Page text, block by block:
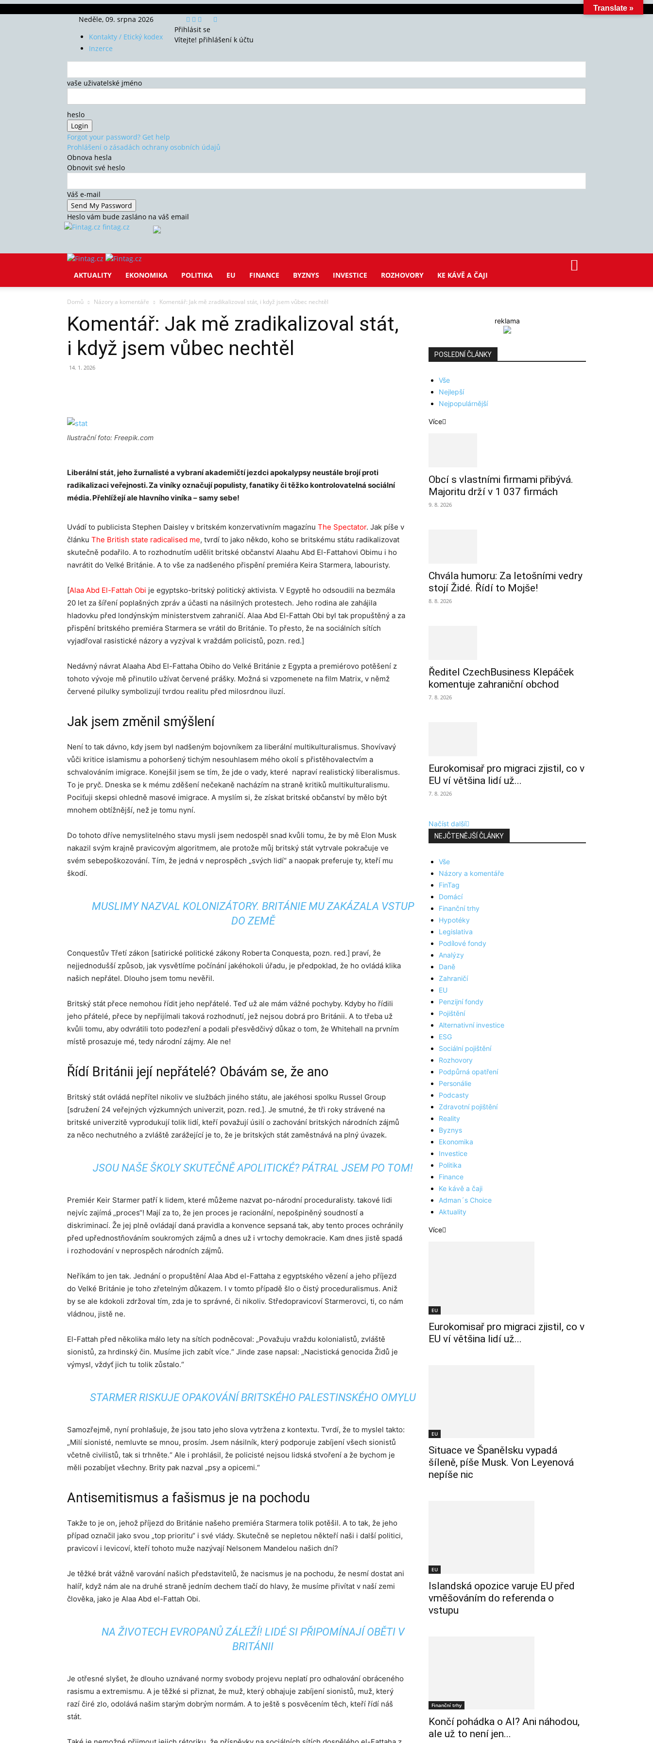
Neděle, 09. srpna 2026
Kontakty / Etický kodex
Inzerce
Přihlásit se
Vítejte! přihlášení k účtu
vaše uživatelské jméno
heslo
Forgot your password? Get help
Prohlášení o zásadách ochrany osobních údajů
Obnova hesla
Obnovit své heslo
Váš e-mail
Heslo vám bude zasláno na váš email
fintag.cz
AKTUALITY EKONOMIKA POLITIKA EU FINANCE BYZNYS INVESTICE ROZHOVORY KE KÁVĚ A ČAJI
Domů Názory a komentáře Komentář: Jak mě zradikalizoval stát, i když jsem vůbec nechtěl
Komentář: Jak mě zradikalizoval stát,
i když jsem vůbec nechtěl
14. 1. 2026
Ilustrační foto: Freepik.com
Liberální stát, jeho žurnalisté a vybraní akademičtí jezdci apokalypsy neustále brojí proti
radikalizaci veřejnosti. Za viníky označují populisty, fanatiky či těžko kontrolovatelná sociální
média. Přehlížejí ale hlavního viníka – samy sebe!
Uvádí to publicista Stephen Daisley v britském konzervativním magazínu The Spectator. Jak píše v
článku The British state radicalised me, tvrdí to jako někdo, koho se britskému státu radikalizovat
skutečně podařilo. A to rozhodnutím udělit britské občanství Alaahu Abd El-Fattahovi Obimu i ho
navrátit do Velké Británie. A to vše za nadšeného přispění premiéra Keira Starmera, labouristy.
[Alaa Abd El-Fattah Obi je egyptsko-britský politický aktivista. V Egyptě ho odsoudili na bezmála
20 let za šíření poplašných zpráv a účasti na násilných protestech. Jeho rodina ale zahájila
hladovku před londýnským ministerstvem zahraničí. Alaa Abd El-Fattah Obi byl tak propuštěný a za
přispění britského premiéra Starmera se vrátil do Británie. To přesto, že na sociálních sítích
vyjadřoval rasistické názory a vyzýval k vraždám policistů, pozn. red.]
Nedávný návrat Alaaha Abd El-Fattaha Obiho do Velké Británie z Egypta a premiérovo potěšení z
tohoto vývoje mě přinutilo užívat červené prášky. Možná si vzpomenete na film Matrix, v němž
červené pilulky symbolizují tvrdou realitu před milosrdnou iluzí.
Jak jsem změnil smýšlení
Není to tak dávno, kdy jsem byl nadšeným bojovníkem za liberální multikulturalismus. Shovívavý
vůči kritice islamismu a pohoršený tichým nesouhlasem mého okolí s přistěhovalectvím a
schvalováním imigrace. Konejšil jsem se tím, že jde o vady, které napraví realistický liberalismus.
To je pryč. Dneska se k mému zděšení nečekaně nacházím na straně kritiků multikulturalismu.
Pociťuji skepsi ohledně masové imigrace. A myslím si, že získat britské občanství by mělo být
mnohem obtížnější, než je tomu nyní.
Do tohoto dříve nemyslitelného stavu mysli jsem nedospěl snad kvůli tomu, že by mě Elon Musk
nakazil svým krajně pravicovým algoritmem, ale protože můj britský stát vytrvale pokračuje ve
svém sebepoškozování. Tím, že jedná v neprospěch „svých lidí“ a naopak preferuje ty, kteří mu
škodí.
MUSLIMY NAZVAL KOLONIZÁTORY. BRITÁNIE MU ZAKÁZALA VSTUP
DO ZEMĚ
Conquestův Třetí zákon [satirické politické zákony Roberta Conquesta, pozn. red.] praví, že
nejjednodušší způsob, jak vysvětlíme počínání jakéhokoli úřadu, je předpoklad, že ho ovládá klika
našich nepřátel. Dlouho jsem tomu nevěřil.
Britský stát přece nemohou řídit jeho nepřátelé. Teď už ale mám vážné pochyby. Kdyby ho řídili
jeho přátelé, přece by nepřijímali taková rozhodnutí, jež nejsou dobrá pro Británii. A to třeba už
kvůli tomu, aby odvrátili toto podezření a podali přesvědčivý důkaz o tom, že Whitehall na prvním
místě prosazuje mé, tedy národní zájmy. Ale ne!
Řídí Británii její nepřátelé? Obávám se, že ano
Britský stát ovládá nepřítel nikoliv ve službách jiného státu, ale jakéhosi spolku Russel Group
[sdružení 24 veřejných výzkumných univerzit, pozn. red.]. Je smutné, že tři roky strávené na
britské univerzitě vyprodukují tolik lidí, kteří považují úsilí o zachování britských národních zájmů
za něco nechutného a zvláště zarážející je to, že je britských stát zaměstnává na plný úvazek.
JSOU NAŠE ŠKOLY SKUTEČNĚ APOLITICKÉ? PÁTRAL JSEM PO TOM!
Premiér Keir Starmer patří k lidem, které můžeme nazvat po-národní proceduralisty. takové lidi
nejvíc zajímá „proces“! Mají za to, že jen proces je racionální, nepošpiněný soudností a
diskriminací. Že jej plně ovládají daná pravidla a konvence sepsaná tak, aby tento proces ochránily
před upřednostňováním soukromých zájmů a dnes už i vrtochy demokracie. Kam dnes jistě spadá
i rozhodování v neprospěch národních zájmů.
Neříkám to jen tak. Jednání o propuštění Alaa Abd el-Fattaha z egyptského vězení a jeho příjezd
do Velké Británie je toho zřetelným důkazem. I v tomto případě šlo o čistý proceduralismus. Aniž
by se ale kdokoli zdržoval tím, zda je to správné, či nikoliv. Středopravicoví Starmerovci, ti, co nám
vládnou, jistě ne.
El-Fattah před několika málo lety na sítích podněcoval: „Považuju vraždu kolonialistů, zvláště
sionistů, za hrdinský čin. Musíme jich zabít více.“ Jinde zase napsal: „Nacistická genocida Židů je
výmysl, vždyť jich tu tolik zůstalo.“
STARMER RISKUJE OPAKOVÁNÍ BRITSKÉHO PALESTINSKÉHO OMYLU
Samozřejmě, nyní prohlašuje, že jsou tato jeho slova vytržena z kontextu. Tvrdí, že to myslel takto:
„Milí sionisté, nemluvte se mnou, prosím. Jsem násilník, který podporuje zabíjení všech sionistů
včetně civilistů, tak si trhněte.“ Ale i prohlásil, že policisté nejsou lidská stvoření a že bychom je
měli pozabíjet všechny. Brity pak nazval „psy a opicemi.“
Antisemitismus a fašismus je na pochodu
Takže to je on, jehož příjezd do Británie našeho premiéra Starmera tolik potěšil. A to tak, že jeho
případ označil jako svou „top prioritu“ i své vlády. Skutečně se nepletou někteří naši i další politici,
pravicoví i levicoví, kteří tohoto muže nazývají Nelsonem Mandelou našich dní?
Je těžké brát vážně varování našich představitelů, že nacismus je na pochodu, že nesmí dostat ani
halíř, když nám ale na druhé straně jedním dechem tlačí do hlavy, že musíme přivítat v naší zemi
člověka, jako je Alaa Abd el-Fattah Obi.
NA ŽIVOTECH EVROPANŮ ZÁLEŽÍ! LIDÉ SI PŘIPOMÍNAJÍ OBĚTI V
BRITÁNII
Je otřesné slyšet, že dlouho uznávané normy svobody projevu neplatí pro odhalování obráceného
rasismu a extremismu. A je těžké si přiznat, že muž, který obhajuje zabíjení sionistů, muž, který
razí čiré zlo, odolává našim starým dobrým normám. A to ještě s posvěcením těch, kteří řídí náš
stát.
reklama
POSLEDNÍ ČLÁNKY
Vše
Nejlepší
Nejpopulárnější
Více
Obcí s vlastními firmami přibývá.
Majoritu drží v 1 037 firmách
9. 8. 2026
Chvála humoru: Za letošními vedry
stojí Židé. Řídí to Mojše!
8. 8. 2026
Ředitel CzechBusiness Klepáček
komentuje zahraniční obchod
7. 8. 2026
Eurokomisař pro migraci zjistil, co v
EU ví většina lidí už...
7. 8. 2026
Načíst další
NEJČTENĚJŠÍ ČLÁNKY
Vše
Názory a komentáře
FinTag
Domácí
Finanční trhy
Hypotéky
Legislativa
Podílové fondy
Analýzy
Daně
Zahraničí
EU
Penzijní fondy
Pojištění
Alternativní investice
ESG
Sociální pojištění
Rozhovory
Podpůrná opatření
Personálie
Podcasty
Zdravotní pojištění
Reality
Byznys
Ekonomika
Investice
Politika
Finance
Ke kávě a čaji
Adman´s Choice
Aktuality
Více
EU
Eurokomisař pro migraci zjistil, co v
EU ví většina lidí už...
EU
Situace ve Španělsku vypadá
šíleně, píše Musk. Von Leyenová
nepíše nic
EU
Islandská opozice varuje EU před
vměšováním do referenda o
vstupu
Finanční trhy
Končí pohádka o AI? Ani náhodou,
ale už to není jen...
Translate »